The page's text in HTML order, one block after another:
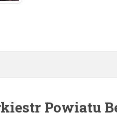
Powiatu